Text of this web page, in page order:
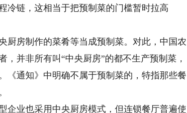
冷链，这相当于把预制菜的门槛暂时拉高
房制作的菜肴等当成预制菜。对此，中国农
并非所有叫“中央厨房”的都不生产预制菜，
《通知》中明确不属于预制菜的，特指那些餐
业也采用中央厨房模式，但连锁餐厅普遍使